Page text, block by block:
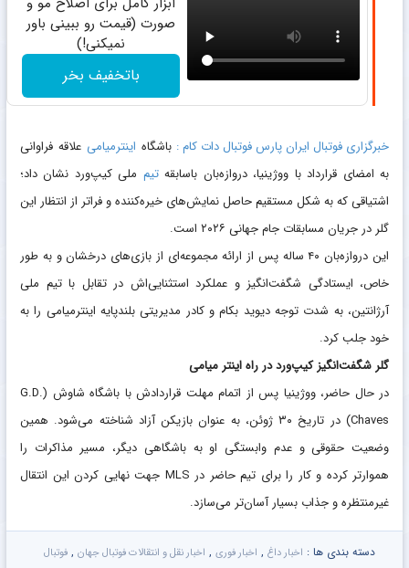
صورت (قیمت رو ببینی باور
نمیکنی!)
باتخفیف بخر
خبرگزاری فوتبال ایران پارس فوتبال دات کام : باشگاه اینترمیامی علاقه فراوانی
به امضای قرارداد با ووژینیا، دروازه‌بان باسابقهتیم ملی کیپ‌ورد نشان داد؛
اشتیاقی که به شکل مستقیم حاصل نمایش‌های خیره‌کننده و فراتر از انتظار این
گلر در جریان مسابقات جام جهانی ۲۰۲۶ است.
این دروازه‌بان ۴۰ ساله پس از ارائه مجموعه‌ای از بازی‌های درخشان و به طور
خاص، ایستادگی شگفت‌انگیز و عملکرد استثنایی‌اش در تقابل با تیم ملی
آرژانتین، به شدت توجه دیوید بکام و کادر مدیریتی بلندپایه اینترمیامی را به
خود جلب کرد.
گلر شگفت‌انگیز کیپ‌ورد در راه اینتر میامی
در حال حاضر، ووژینیا پس از اتمام مهلت قراردادش با باشگاه شاوش (G.D.
Chaves) در تاریخ ۳۰ ژوئن، به عنوان بازیکن آزاد شناخته می‌شود. همین
وضعیت حقوقی و عدم وابستگی او به باشگاهی دیگر، مسیر مذاکرات را
هموارتر کرده و کار را برای تیم حاضر در MLS جهت نهایی کردن این انتقال
غیرمنتظره و جذاب بسیار آسان‌تر می‌سازد.
دسته بندی ها : اخبار داغ , اخبار فوری , اخبار نقل و انتقالات فوتبال جهان , فوتبال